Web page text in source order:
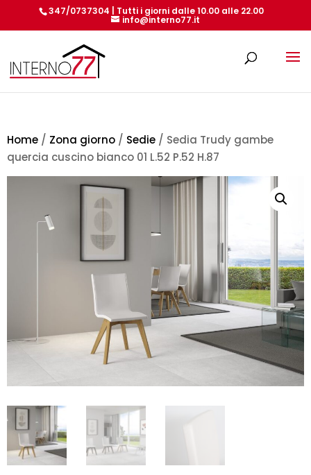
347/0737304 | Tutti i giorni dalle 10.00 alle 22.00
info@interno77.it
Home / Zona giorno / Sedie / Sedia Trudy gambe
quercia cuscino bianco 01 L.52 P.52 H.87